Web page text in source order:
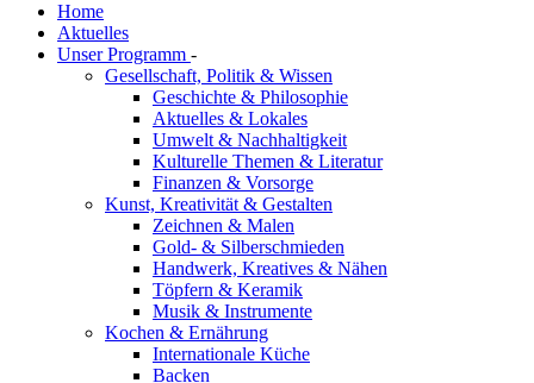
Home
Aktuelles
Unser Programm -
Gesellschaft, Politik & Wissen
Geschichte & Philosophie
Aktuelles & Lokales
Umwelt & Nachhaltigkeit
Kulturelle Themen & Literatur
Finanzen & Vorsorge
Kunst, Kreativität & Gestalten
Zeichnen & Malen
Gold- & Silberschmieden
Handwerk, Kreatives & Nähen
Töpfern & Keramik
Musik & Instrumente
Kochen & Ernährung
Internationale Küche
Backen